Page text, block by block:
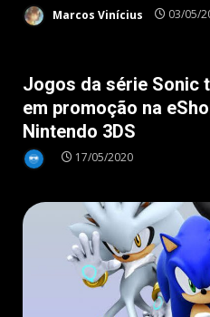
Marcos Vinícius 03/05/
Jogos da série Sonic
em promoção na
Nintendo 3DS
17/05/2020